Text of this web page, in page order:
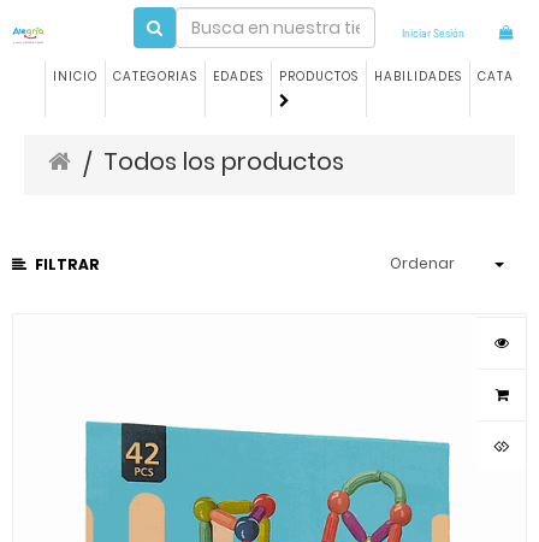
Iniciar Sesión
INICIO CATEGORIAS EDADES PRODUCTOS HABILIDADES
/ Todos los productos
FILTRAR Ordenar